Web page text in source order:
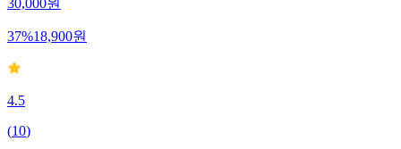
30,000원
37%18,900원
4.5
(10)